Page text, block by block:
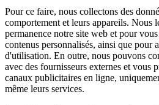
Pour ce faire, nous collectons des
comportement et leurs appareils. Nous
permanence notre site web et pour
contenus personnalisés, ainsi que pour
d'utilisation. En outre, nous pouvons
avec des fournisseurs externes et vous
canaux publicitaires en ligne,
même leurs services.